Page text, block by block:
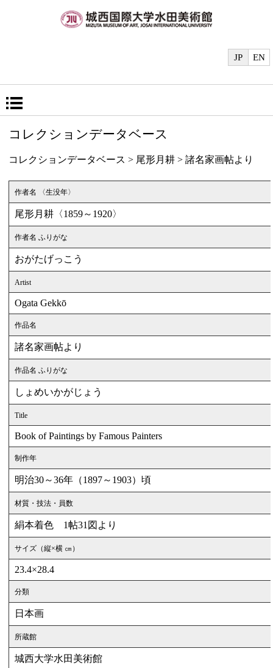
EN
JP
コレクションデータベース
コレクションデータベース > 尾形月耕> 諸名家画帖より
作者名 〈生没年〉
尾形月耕〈1859～1920〉
作者名 ふりがな
おがたげっこう
Artist
Ogata Gekkō
作品名
諸名家画帖より
作品名 ふりがな
しょめいかがじょう
Title
Book of Paintings by Famous Painters
制作年
明治30～36年（1897～1903）頃
材質・技法・員数
絹本着色 1帖31図より
サイズ（縦×横 ㎝）
23.4×28.4
分類
日本画
所蔵館
城西大学水田美術館